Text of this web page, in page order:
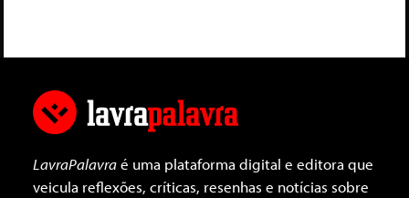
LavraPalavraé uma plataforma digital e editora que
veicula reflexões, críticas, resenhas e notícias sobre